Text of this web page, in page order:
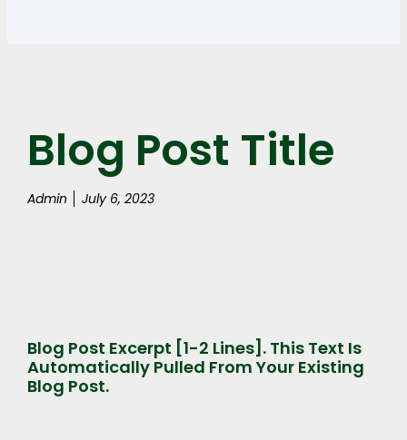
Blog Post Title
Admin July 6, 2023
Blog Post Excerpt [1-2 Lines]. This Text Is
Automatically Pulled From Your Existing
Blog Post.